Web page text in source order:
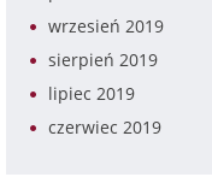
wrzesień 2019
sierpień 2019
lipiec 2019
czerwiec 2019